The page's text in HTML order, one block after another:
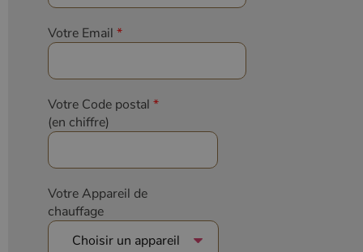
Votre Email *
Votre Code postal *
(en chiffre)
Votre Appareil de
chauffage